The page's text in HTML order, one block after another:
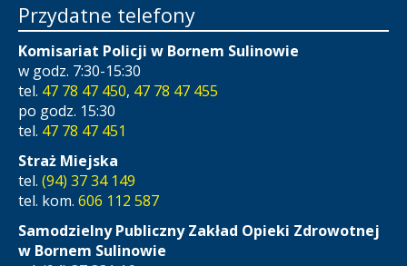
Przydatne telefony
Komisariat Policji w Bornem Sulinowie
w godz. 7:30-15:30
tel. 47 78 47 450, 47 78 47 455
po godz. 15:30
tel. 47 78 47 451
Straż Miejska
tel. (94) 37 34 149
tel. kom. 606 112 587
Samodzielny Publiczny Zakład Opieki Zdrowotnej
w Bornem Sulinowie